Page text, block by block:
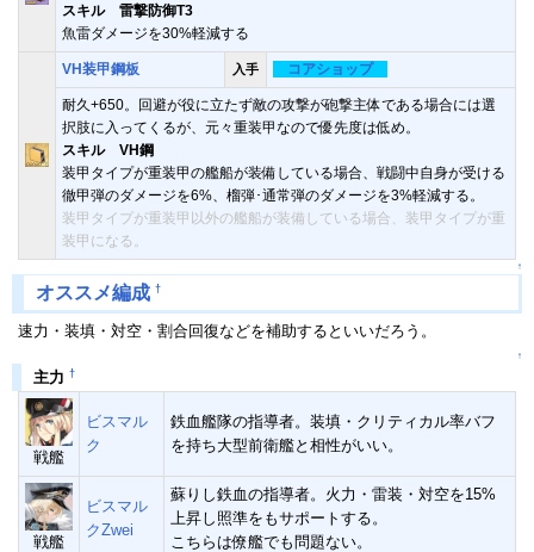
スキル 雷撃防御T3
魚雷ダメージを30%軽減する
VH装甲鋼板 入手 コアショップ
耐久+650。回避が役に立たず敵の攻撃が砲撃主体である場合には選
択肢に入ってくるが、元々重装甲なので優先度は低め。
スキル VH鋼
装甲タイプが重装甲の艦船が装備している場合、戦闘中自身が受ける
徹甲弾のダメージを6%、榴弾･通常弾のダメージを3%軽減する。
装甲タイプが重装甲以外の艦船が装備している場合、装甲タイプが重
装甲になる。
↑
オススメ編成 †
速力・装填・対空・割合回復などを補助するといいだろう。
↑
主力 †
戦艦
ビスマル
ク
鉄血艦隊の指導者。装填・クリティカル率バフ
を持ち大型前衛艦と相性がいい。
戦艦
ビスマル
クZwei
蘇りし鉄血の指導者。火力・雷装・対空を15%
上昇し照準をもサポートする。
こちらは僚艦でも問題ない。